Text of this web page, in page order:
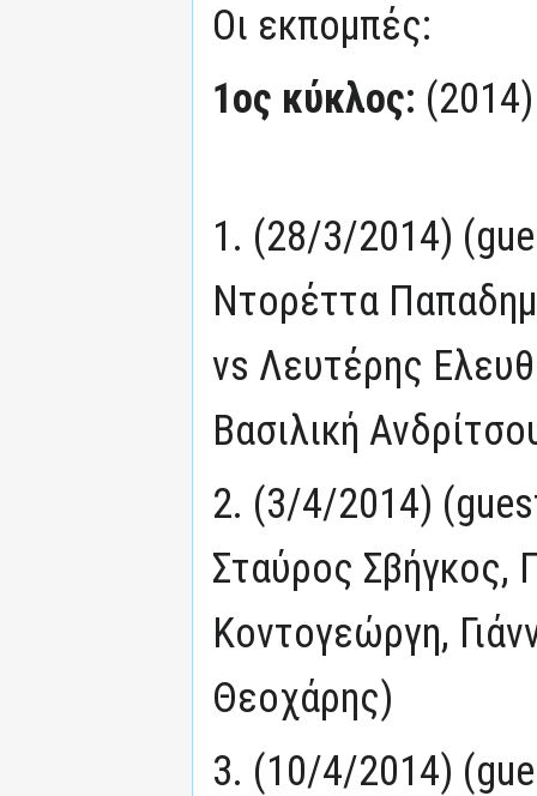
Οι εκπομπές:
1ος κύκλος: (2014)
1. (28/3/2014)
Ντορέττα
vs Λευτέρης
Βασιλική
2. (3/4/2014)
Σταύρος Σβήγκος,
Κοντογεώργη,
Θεοχάρης)
3. (10/4/2014)